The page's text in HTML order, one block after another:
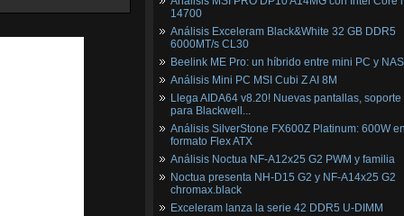
14700
Análisis Exceleram Black&White 32 GB DDR5
6000MT/s CL30
Beelink ME Pro: un híbrido entre mini PC y NAS
Análisis Mini PC MSI Cubi Z AI 8M
Llega AIDA64 v8.20! Nuevas pantallas, soporte
para Blackwell...
Análisis SilverStone FX600Z Platinum: 600W
formato Flex ATX
Análisis Noctua NF-A12x25 G2 PWM y familia
Noctua presenta NH-D15 G2 y NF-A14x25 G2
chromax.black
Exceleram lanza la serie 42 DDR5 U-DIMM